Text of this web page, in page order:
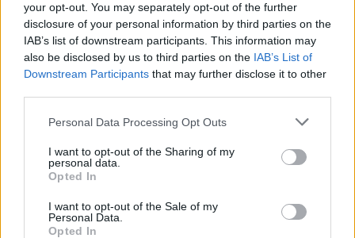
your opt-out. You may separately opt-out of the further
disclosure of your personal information by third parties on the
IAB’s list of downstream participants. This information may
also be disclosed by us to third parties on the IAB’s List of
Downstream Participants that may further disclose it to other
Please note that this website/app uses one or more Google
not limited to your visit or usage behaviour. You may click to
grant or deny consent to Google and its third-party tags to
use your data for below specified purposes in below Google
consent section.
Personal Data Processing Opt Outs
I want to opt-out of the Sharing of my
personal data.
Opted In
I want to opt-out of the Sale of my
Personal Data.
Opted In
Lucía Fernández · 9 Ago 2026
POSTRES